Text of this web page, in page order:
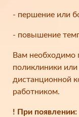
- першение или
- повышение
Вам необходимо
поликлиники
дистанционной
работником.
! При появлении: